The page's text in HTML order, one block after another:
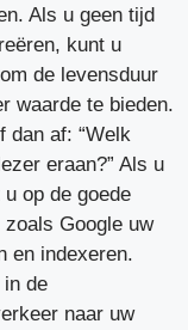
Als u geen tijd
kunt u
de levensduur
waarde te bieden.
dan af: “Welk
eraan?” Als u
op de goede
Google uw
en indexeren.
in de
naar uw